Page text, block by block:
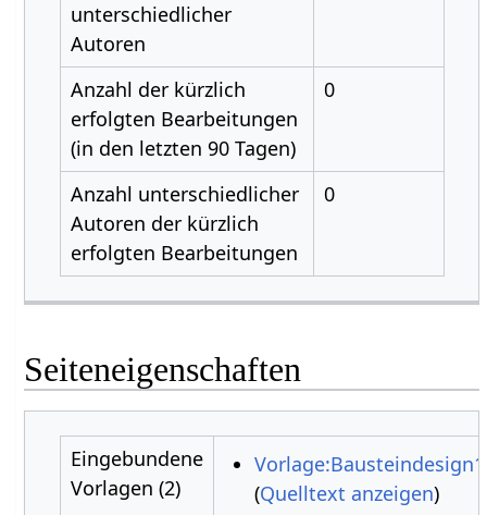
unterschiedlicher
Autoren
Anzahl der kürzlich
erfolgten Bearbeitungen
(in den letzten 90 Tagen)
0
Anzahl unterschiedlicher
Autoren der kürzlich
erfolgten Bearbeitungen
0
Seiteneigenschaften
Eingebundene
Vorlagen (2)
Vorlage:Bausteindesign1
(Quelltext anzeigen)